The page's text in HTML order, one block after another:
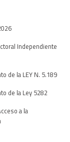
Independiente
de la LEY N. 5.189
de la Ley 5282
a la